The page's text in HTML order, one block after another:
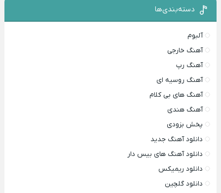
دسته‌بندی‌ها
آلبوم
آهنگ خارجی
آهنگ رپ
آهنگ روسیه ای
آهنگ های بی کلام
آهنگ هندی
پخش بزودی
دانلود آهنگ جدید
دانلود آهنگ های بیس دار
دانلود ریمیکس
دانلود گلچین